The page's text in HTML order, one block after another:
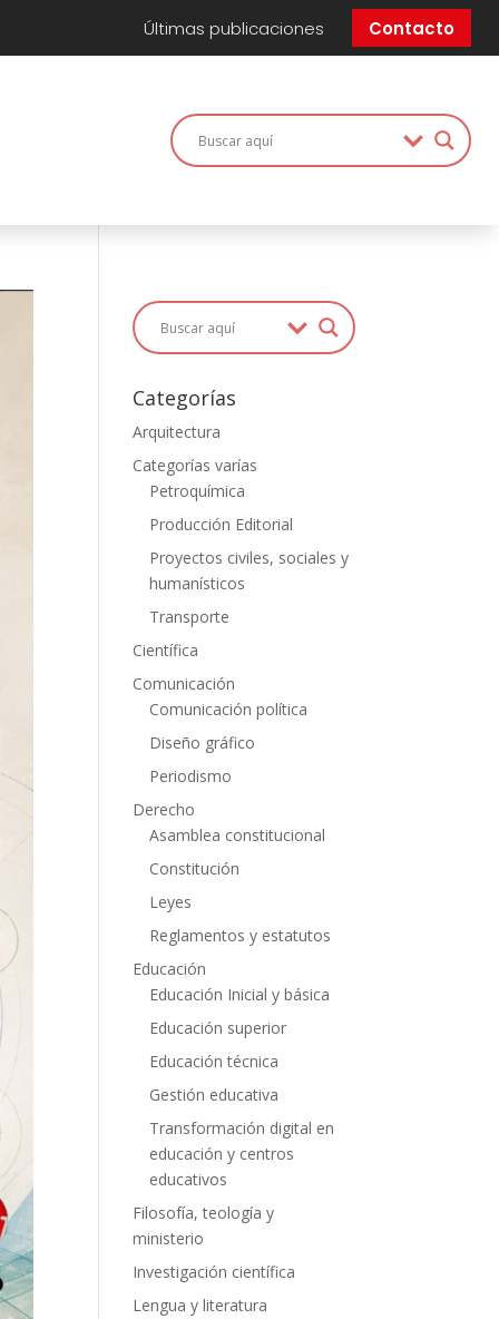
Últimas publicaciones Contacto
Categorías
Arquitectura
Categorías varías
Petroquímica
Producción Editorial
Proyectos civiles, sociales y
humanísticos
Transporte
Científica
Comunicación
Comunicación política
Diseño gráfico
Periodismo
Derecho
Asamblea constitucional
Constitución
Leyes
Reglamentos y estatutos
Educación
Educación Inicial y básica
Educación superior
Educación técnica
Gestión educativa
Transformación digital en
educación y centros
educativos
Filosofía, teología y
ministerio
Investigación científica
Lengua y literatura